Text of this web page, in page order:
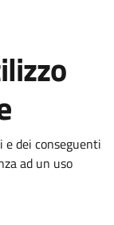
dei conseguenti
ad un uso